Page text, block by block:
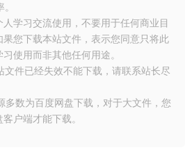
人学习交流使用，不要用于任何商业目
果您下载本站文件，表示您同意只将此
使用而非其他任何用途。
文件已经失效不能下载，请联系站长尽
多数为百度网盘下载，对于大文件，您
户端才能下载。